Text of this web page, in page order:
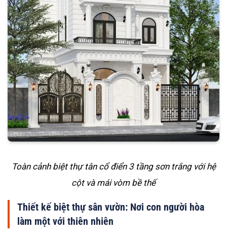
Toàn cảnh biệt thự tân cổ điển 3 tầng sơn trắng với hệ
cột và mái vòm bề thế
Thiết kế biệt thự sân vườn: Nơi con người hòa
làm một với thiên nhiên